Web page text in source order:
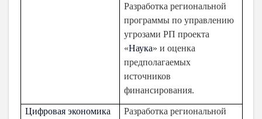
Разработка региональной
программы по управлению
угрозами РП проекта
«Наука» и оценка
предполагаемых
источников
финансирования.
Цифровая экономика
Разработка региональной